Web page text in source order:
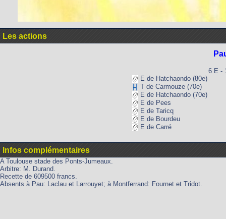
Les actions
6 E -
E de Hatchaondo (80e)
T de Carmouze (70e)
E de Hatchaondo (70e)
E de Pees
E de Taricq
E de Bourdeu
E de Carré
Infos complémentaires
A Toulouse stade des Ponts-Jumeaux.
Arbitre: M. Durand.
Recette de 609500 francs.
Absents à Pau: Laclau et Larrouyet; à Montferrand: Fournet et Tridot.